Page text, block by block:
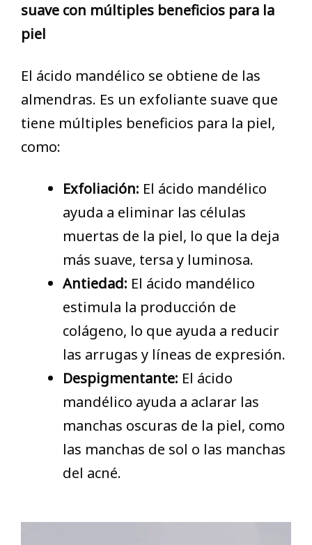
suave con múltiples beneficios para la
piel
El ácido mandélico se obtiene de las
almendras. Es un exfoliante suave que
tiene múltiples beneficios para la piel,
como:
Exfoliación: El ácido mandélico
ayuda a eliminar las células
muertas de la piel, lo que la deja
más suave, tersa y luminosa.
Antiedad: El ácido mandélico
estimula la producción de
colágeno, lo que ayuda a reducir
las arrugas y líneas de expresión.
Despigmentante: El ácido
mandélico ayuda a aclarar las
manchas oscuras de la piel, como
las manchas de sol o las manchas
del acné.